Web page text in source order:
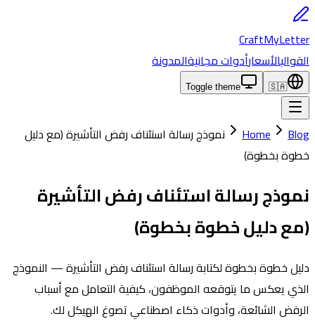
CraftMyLetter
القوالبالأسعارأدوات مجانيةالمدونة
🇸🇦
Toggle theme
Home Blog
نموذج رسالة استئناف رفض التأشيرة (مع دليل
خطوة بخطوة)
نموذج رسالة استئناف رفض التأشيرة
(مع دليل خطوة بخطوة)
دليل خطوة بخطوة لكتابة رسالة استئناف رفض التأشيرة — النموذج
الذي يعكس ما يتوقعه الموظفون، كيفية التعامل مع أسباب
الرفض الشائعة، وأدوات ذكاء اصطناعي تصوغ الهيكل لك.